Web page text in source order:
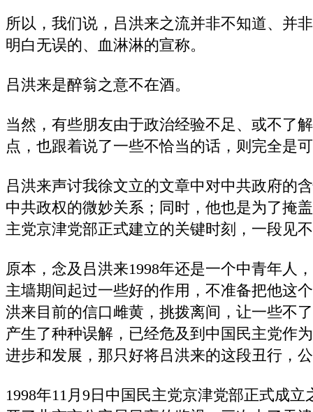
所以，我们说，吕洪来之流并非不知道、
明白无误的、血淋淋的宣称。
吕洪来是醉翁之意不在酒。
当然，有些朋友由于政治经验不足、或不了
点，也跟着说了一些不恰当的话，则完全是
吕洪来声讨我徐文立的文章中对中共政府的
中共政权的微妙关系；同时，他也是为了掩
主党京津党部正式建立的关键时刻，一段见
原本，念及吕洪来1998年还是一个中青年人
主墙期间起过一些好的作用，不准备把他这
洪来目前的信口雌黄，挑拨离间，让一些不
产生了种种误解，已经危及到中国民主党作
进步和发展，那只好将吕洪来的这段丑行，
1998年11月9日中国民主党京津党部正式成